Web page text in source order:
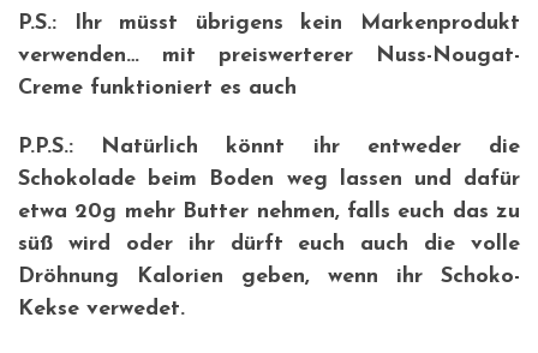
P.S.: Ihr müsst übrigens kein Markenprodukt
verwenden… mit preiswerterer Nuss-Nougat-
Creme funktioniert es auch
P.P.S.: Natürlich könnt ihr entweder die
Schokolade beim Boden weg lassen und dafür
etwa 20g mehr Butter nehmen, falls euch das zu
süß wird oder ihr dürft euch auch die volle
Dröhnung Kalorien geben, wenn ihr Schoko-
Kekse verwedet.